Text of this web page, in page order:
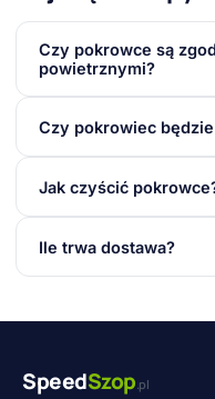
Czy pokrowce są
powietrznymi?
Czy pokrowiec będzie
Jak czyścić
Ile trwa dostawa?
SpeedSzop.pl